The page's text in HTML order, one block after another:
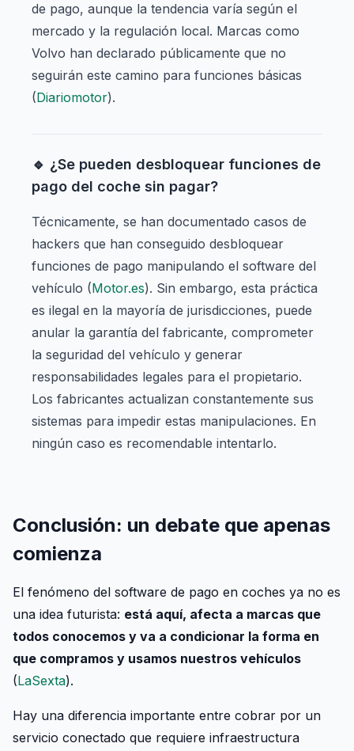
de pago, aunque la tendencia varía según el
mercado y la regulación local. Marcas como
Volvo han declarado públicamente que no
seguirán este camino para funciones básicas
(Diariomotor).
🔹 ¿Se pueden desbloquear funciones de
pago del coche sin pagar?
Técnicamente, se han documentado casos de
hackers que han conseguido desbloquear
funciones de pago manipulando el software del
vehículo (Motor.es). Sin embargo, esta práctica
es ilegal en la mayoría de jurisdicciones, puede
anular la garantía del fabricante, comprometer
la seguridad del vehículo y generar
responsabilidades legales para el propietario.
Los fabricantes actualizan constantemente sus
sistemas para impedir estas manipulaciones. En
ningún caso es recomendable intentarlo.
Conclusión: un debate que apenas
comienza
El fenómeno del software de pago en coches ya no es
una idea futurista: está aquí, afecta a marcas que
todos conocemos y va a condicionar la forma en
que compramos y usamos nuestros vehículos
(LaSexta).
Hay una diferencia importante entre cobrar por un
servicio conectado que requiere infraestructura